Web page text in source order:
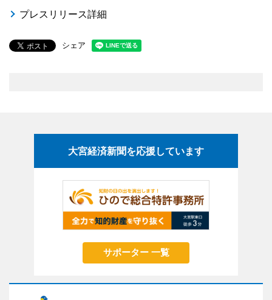
プレスリリース詳細
シェア
大宮経済新聞を応援しています
サポーター 一覧